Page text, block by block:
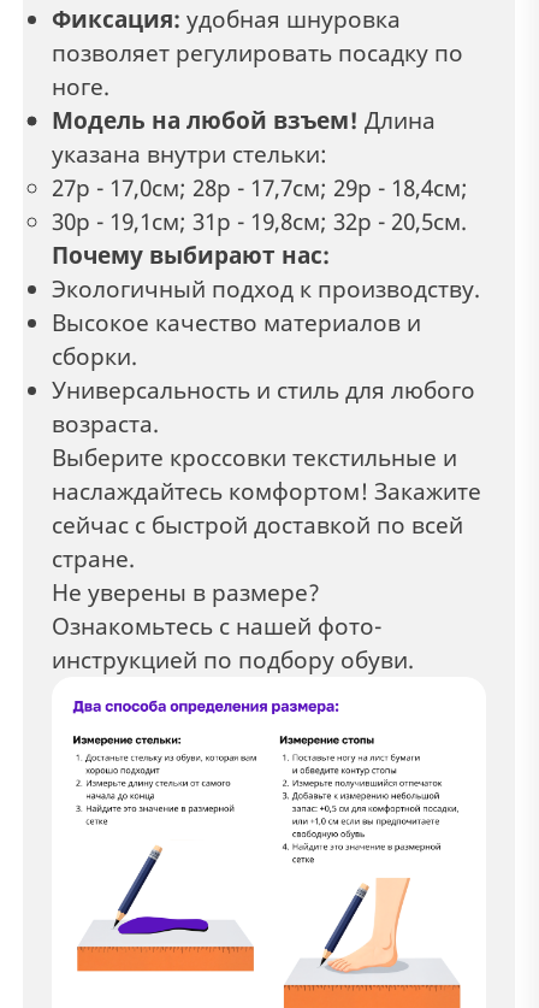
Фиксация: удобная шнуровка
позволяет регулировать посадку по
ноге.
Модель на любой взъем! Длина
указана внутри стельки:
27р - 17,0см; 28р - 17,7см; 29р - 18,4см;
30р - 19,1см; 31р - 19,8см; 32р - 20,5см.
Почему выбирают нас:
Экологичный подход к производству.
Высокое качество материалов и
сборки.
Универсальность и стиль для любого
возраста.
Выберите кроссовки текстильные и
наслаждайтесь комфортом! Закажите
сейчас с быстрой доставкой по всей
стране.
Не уверены в размере?
Ознакомьтесь с нашей фото-
инструкцией по подбору обуви.